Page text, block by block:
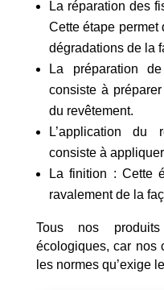
La réparation des
Cette étape permet
dégradations de la
La préparation
consiste à
du revêtement.
L’application du
consiste à
La finition : Cette
ravalement de la
Tous nos
écologiques, car nos
les normes qu’exige